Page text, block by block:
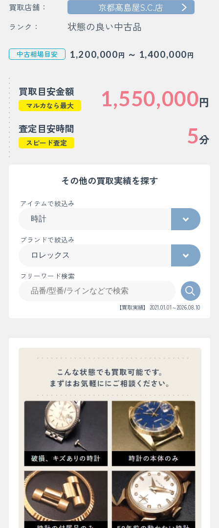
買取店舗： 京都髙島屋S.C.店
ランク： 状態の良い中古品
中古相場目安 1,200,000円 ～ 1,400,000円
買取目安金額
マルカなら最大 1,550,000円
査定目安時間
スピード査定 5分
その他の買取実績を探す
アイテムで絞込み
ブランドで絞込み
フリーワード検索
【買取実績】 2021.01.01～2026.08.10